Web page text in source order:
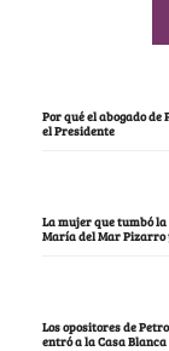
Por qué el abogado
el Presidente
La mujer que tumbó
María del Mar Pizarro
Los opositores de
entró a la Casa Blanca